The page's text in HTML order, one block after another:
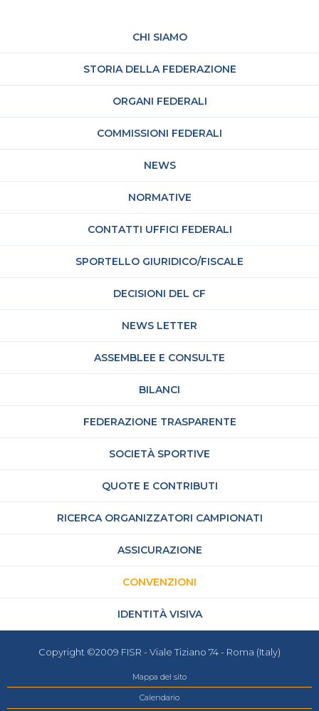
CHI SIAMO
STORIA DELLA FEDERAZIONE
ORGANI FEDERALI
COMMISSIONI FEDERALI
NEWS
NORMATIVE
CONTATTI UFFICI FEDERALI
SPORTELLO GIURIDICO/FISCALE
DECISIONI DEL CF
NEWS LETTER
ASSEMBLEE E CONSULTE
BILANCI
FEDERAZIONE TRASPARENTE
SOCIETÀ SPORTIVE
QUOTE E CONTRIBUTI
RICERCA ORGANIZZATORI CAMPIONATI
ASSICURAZIONE
CONVENZIONI
IDENTITÀ VISIVA
Copyright ©2009 FISR - Viale Tiziano 74 - Roma (Italy)
Mappa del sito
Calendario